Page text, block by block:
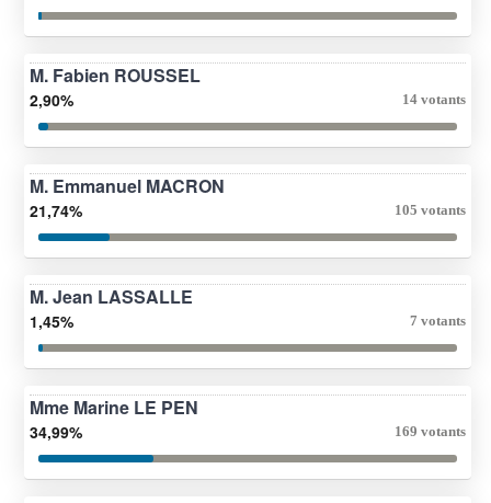
M. Fabien ROUSSEL
2,90% 14 votants
M. Emmanuel MACRON
21,74% 105 votants
M. Jean LASSALLE
1,45% 7 votants
Mme Marine LE PEN
34,99% 169 votants